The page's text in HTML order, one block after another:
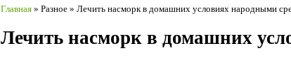
Главная » Разное » Лечить насморк в домашних условиях народными
Лечить насморк в домашних